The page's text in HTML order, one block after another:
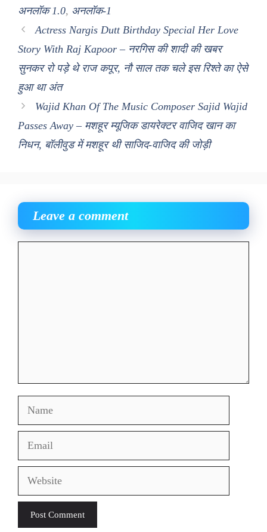
अनलॉक 1.0, अनलॉक-1
Actress Nargis Dutt Birthday Special Her Love
Story With Raj Kapoor – नरगिस की शादी की खबर
सुनकर रो पड़े थे राज कपूर, नौ साल तक चले इस रिश्ते का ऐसे
हुआ था अंत
Wajid Khan Of The Music Composer Sajid Wajid
Passes Away – मशहूर म्यूजिक डायरेक्टर वाजिद खान का
निधन, बॉलीवुड में मशहूर थी साजिद-वाजिद की जोड़ी
Leave a comment
Name
Email
Website